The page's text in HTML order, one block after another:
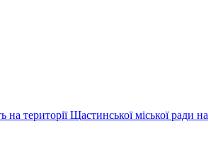
території Щастинської міської ради на